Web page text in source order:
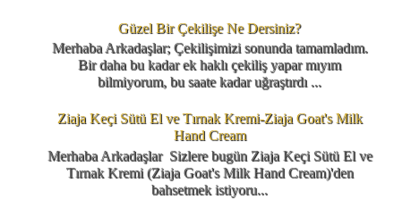
Güzel Bir Çekilişe Ne Dersiniz?
Merhaba Arkadaşlar; Çekilişimizi sonunda tamamladım.
Bir daha bu kadar ek haklı çekiliş yapar mıyım
bilmiyorum, bu saate kadar uğraştırdı ...
Ziaja Keçi Sütü El ve Tırnak Kremi-Ziaja Goat's Milk
Hand Cream
Merhaba Arkadaşlar Sizlere bugün Ziaja Keçi Sütü El ve
Tırnak Kremi (Ziaja Goat's Milk Hand Cream)'den
bahsetmek istiyoru...